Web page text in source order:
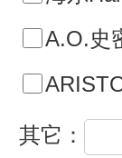
A.O.史
其它：